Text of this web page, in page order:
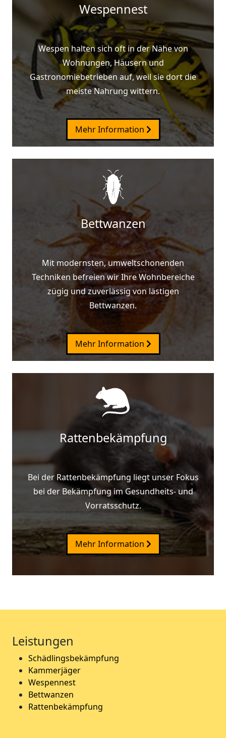
Wespennest
Wespen halten sich oft in der Nähe von
Wohnungen, Häusern und
Gastronomiebetrieben auf, weil sie dort die
meiste Nahrung wittern.
Mehr Information
Bettwanzen
Mit modernsten, umweltschonenden
Techniken befreien wir Ihre Wohnbereiche
zügig und zuverlässig von lästigen
Bettwanzen.
Mehr Information
Rattenbekämpfung
Bei der Rattenbekämpfung liegt unser Fokus
bei der Bekämpfung im Gesundheits- und
Vorratsschutz.
Mehr Information
Leistungen
Schädlingsbekämpfung
Kammerjäger
Wespennest
Bettwanzen
Rattenbekämpfung